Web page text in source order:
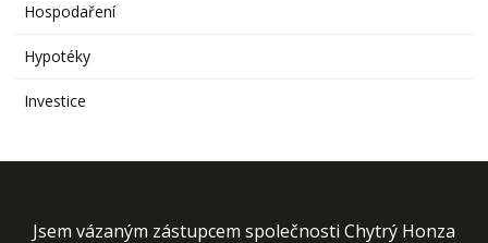
Hospodaření
Hypotéky
Investice
Jsem vázaným zástupcem společnosti Chytrý Honza